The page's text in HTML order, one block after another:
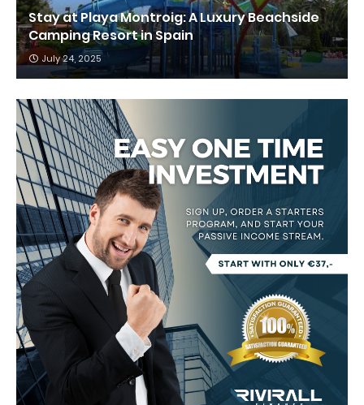
Stay at Playa Montroig: A Luxury Beachside
Camping Resort in Spain
July 24, 2025